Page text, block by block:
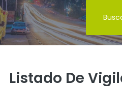
Listado De